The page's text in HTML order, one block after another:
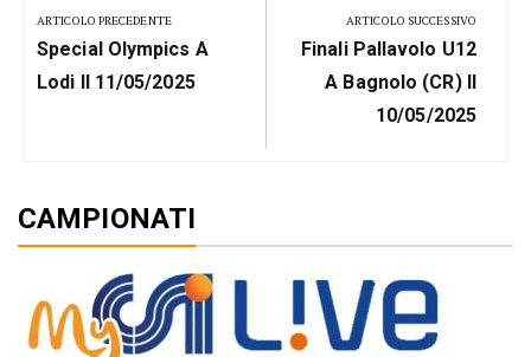
articoli
ARTICOLO PRECEDENTE
Previous
Post:
Special Olympics A
Lodi Il 11/05/2025
ARTICOLO SUCCESSIVO
Next
Post:
Finali Pallavolo U12
A Bagnolo (CR) Il
10/05/2025
CAMPIONATI